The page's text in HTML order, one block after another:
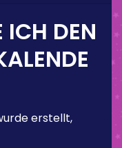
ICH DEN
erstellt,